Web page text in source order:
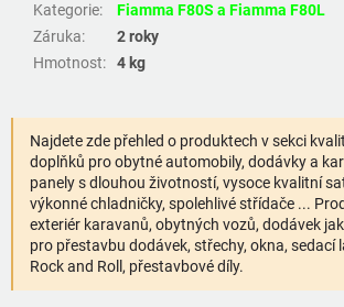
Kategorie:
Fiamma F80S a Fiamma F80L
Záruka:
2 roky
Hmotnost: 4 kg
Najdete zde přehled o produktech v sekci
doplňků pro obytné automobily, dodávky a
panely s dlouhou životností, vysoce kvalitní
výkonné chladničky, spolehlivé střídače ...
exteriér karavanů, obytných vozů, dodávek
pro přestavbu dodávek, střechy, okna, sedací
Rock and Roll, přestavbové díly.